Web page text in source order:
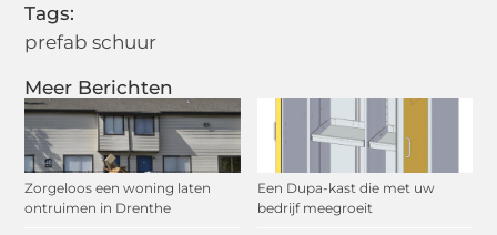
Meer Berichten
Zorgeloos een woning laten
ontruimen in Drenthe
Een Dupa-kast die met uw
bedrijf meegroeit
Tags:
prefab schuur